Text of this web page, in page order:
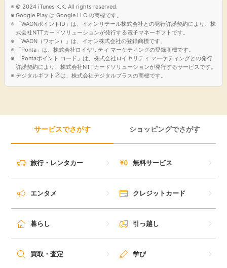
【全国展開の実店舗】
a.depecheは、京都、神戸、大阪、名古屋、福岡など、 関東
から九州まで、全国に10店舗を展開しています。
© 2024 iTunes K.K. All rights reserved.
Google Play は Google LLC の商標です。
「WAONポイントID」は、イオンリテール株式会社との発行許諾契約により、株
式会社NTTカードソリューションが発行する電子マネーギフトです。
「WAON（ワオン）」は、イオン株式会社の登録商標です。
「Ponta」は、株式会社ロイヤリティ マーケティングの登録商標です。
「Pontaポイント コード」は、株式会社ロイヤリティ マーケティングとの発行
許諾契約により、株式会社NTTカードソリューションが発行するサービスです。
デジタルギフト🄬は、株式会社デジタルプラスの商標です。
サービスでさがす ショッピングでさがす
旅行・レンタカー 無料サービス
エンタメ クレジットカード
暮らし 引っ越し
買取・査定 学び